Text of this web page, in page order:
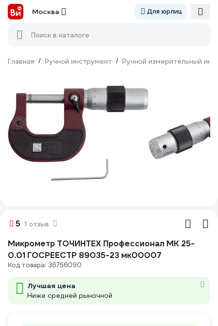
Москва Для юрлиц
Поиск в каталоге
Главная / Ручной инструмент / Ручной измерительный
5 1 отзыв
Микрометр ТОЧИНТЕХ Профессионал МК 25-
0.01 ГОСРЕЕСТР 89035-23 мк00007
Код товара: 36756090
Лучшая цена
Ниже средней рыночной